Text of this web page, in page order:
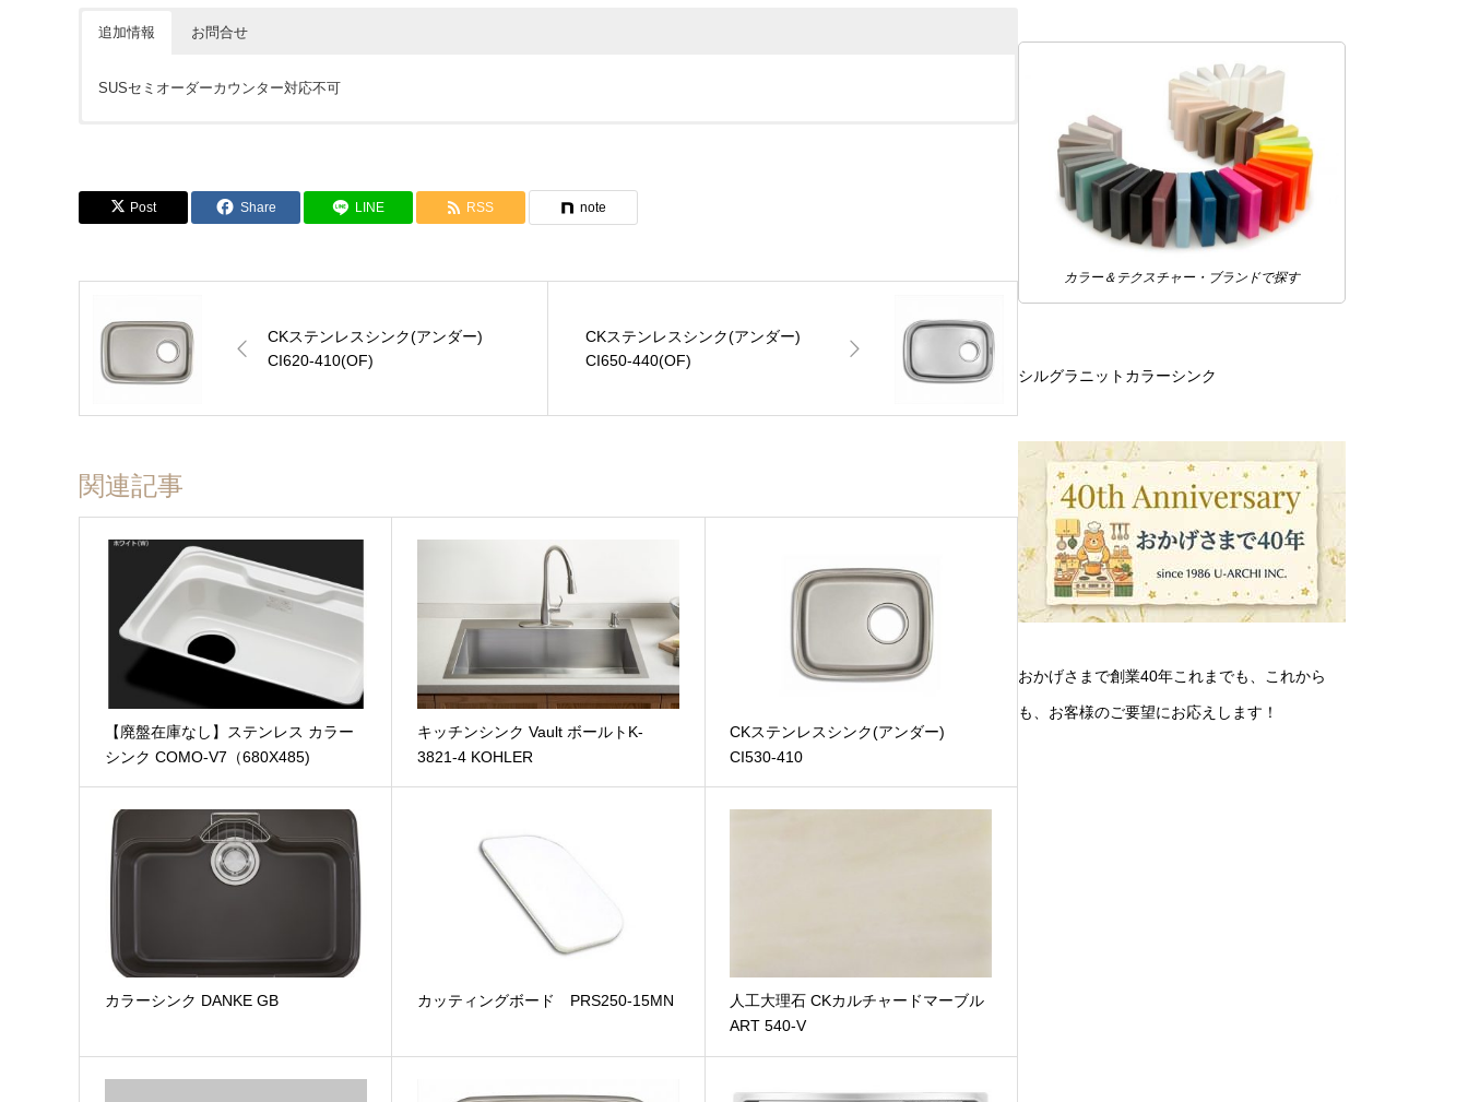
追加情報 お問合せ
SUSセミオーダーカウンター対応不可
メールアドレス (必須)
メッセージ本文
Post Share LINE RSS note
CKステンレスシンク(アンダー)
CI620-410(OF)
CKステンレスシンク(アンダー)
CI650-440(OF)
関連記事
【廃盤在庫なし】ステンレス カラー
シンク COMO-V7（680X485)
キッチンシンク Vault ボールトK-
3821-4 KOHLER
CKステンレスシンク(アンダー)
CI530-410
カラーシンク DANKE GB カッティングボード PRS250-15MN
人工大理石 CKカルチャードマーブル
ART 540-V
カラー＆テクスチャー・ブランドで探す
シルグラニットカラーシンク
おかげさまで創業40年これまでも、これから
も、お客様のご要望にお応えします！